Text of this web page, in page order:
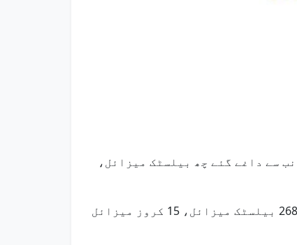
فضائی دفاعی نظام نے 11 مارچ کو ایران کی جانب سے داغے گئے چھ بیلسٹک میزائل،
وزارت دفاع کے مطابق ایرانی جارحیت کے آغاز سے اب تک اماراتی فضائی دفاعی نظام مجموعی طور پر 268 بیلسٹک میزائل، 15 کروز میزائل